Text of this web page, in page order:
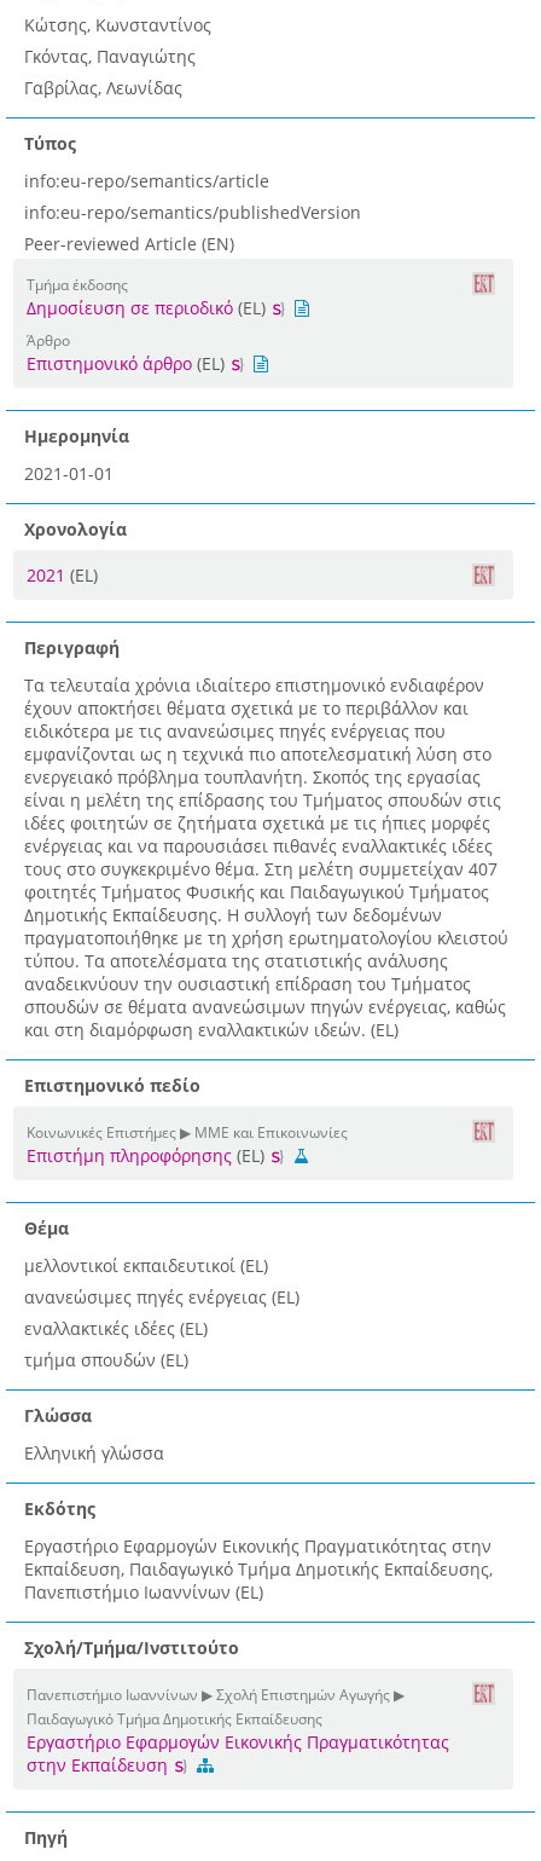
Κώτσης, Κωνσταντίνος
Γκόντας, Παναγιώτης
Γαβρίλας, Λεωνίδας
Τύπος
info:eu-repo/semantics/article
info:eu-repo/semantics/publishedVersion
Peer-reviewed Article (EN)
Τμήμα έκδοσης
Δημοσίευση σε περιοδικό (EL)
Άρθρο
Επιστημονικό άρθρο (EL)
Ημερομηνία
2021-01-01
Χρονολογία
2021 (EL)
Περιγραφή
Τα τελευταία χρόνια ιδιαίτερο επιστημονικό ενδιαφέρον
έχουν αποκτήσει θέματα σχετικά με το περιβάλλον και
ειδικότερα με τις ανανεώσιμες πηγές ενέργειας που
εμφανίζονται ως η τεχνικά πιο αποτελεσματική λύση στο
ενεργειακό πρόβλημα τουπλανήτη. Σκοπός της εργασίας
είναι η μελέτη της επίδρασης του Τμήματος σπουδών στις
ιδέες φοιτητών σε ζητήματα σχετικά με τις ήπιες μορφές
ενέργειας και να παρουσιάσει πιθανές εναλλακτικές ιδέες
τους στο συγκεκριμένο θέμα. Στη μελέτη συμμετείχαν 407
φοιτητές Τμήματος Φυσικής και Παιδαγωγικού Τμήματος
Δημοτικής Εκπαίδευσης. Η συλλογή των δεδομένων
πραγματοποιήθηκε με τη χρήση ερωτηματολογίου κλειστού
τύπου. Τα αποτελέσματα της στατιστικής ανάλυσης
αναδεικνύουν την ουσιαστική επίδραση του Τμήματος
σπουδών σε θέματα ανανεώσιμων πηγών ενέργειας, καθώς
και στη διαμόρφωση εναλλακτικών ιδεών. (EL)
Επιστημονικό πεδίο
Κοινωνικές Επιστήμες ▶ ΜΜΕ και Επικοινωνίες
Επιστήμη πληροφόρησης (EL)
Θέμα
μελλοντικοί εκπαιδευτικοί (EL)
ανανεώσιμες πηγές ενέργειας (EL)
εναλλακτικές ιδέες (EL)
τμήμα σπουδών (EL)
Γλώσσα
Ελληνική γλώσσα
Εκδότης
Εργαστήριο Εφαρμογών Εικονικής Πραγματικότητας στην
Εκπαίδευση, Παιδαγωγικό Τμήμα Δημοτικής Εκπαίδευσης,
Πανεπιστήμιο Ιωαννίνων (EL)
Σχολή/Τμήμα/Ινστιτούτο
Πανεπιστήμιο Ιωαννίνων ▶ Σχολή Επιστημών Αγωγής ▶
Παιδαγωγικό Τμήμα Δημοτικής Εκπαίδευσης
Eργαστήριο Εφαρμογών Eικονικής Πραγματικότητας
στην Εκπαίδευση
Πηγή